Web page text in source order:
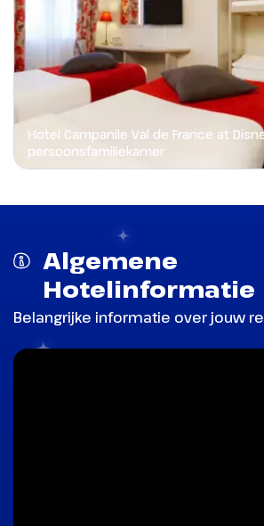
Hotel Campanile Val de France at
persoonsfamiliekamer
Algemene
Hotelinformatie
Belangrijke informatie over jouw